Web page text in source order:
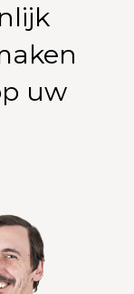
uw